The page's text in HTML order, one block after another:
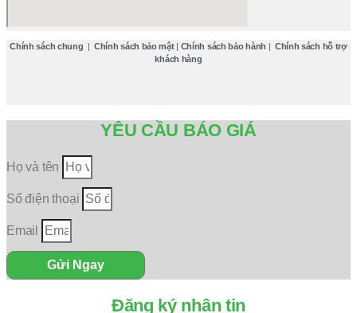
Chính sách chung | Chính sách bảo mật| Chính sách bảo hành | Chính sách hỗ trợ
khách hàng
YÊU CẦU BÁO GIÁ
Họ và tên
Số điện thoại
Email
Gửi Ngay
Đăng ký nhận tin